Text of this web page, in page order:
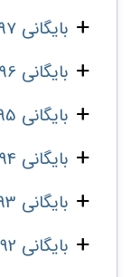
بایگانی 1397
بایگانی 1396
بایگانی 1395
بایگانی 1394
بایگانی 1393
بایگانی 1392